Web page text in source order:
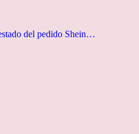
del pedido Shein…